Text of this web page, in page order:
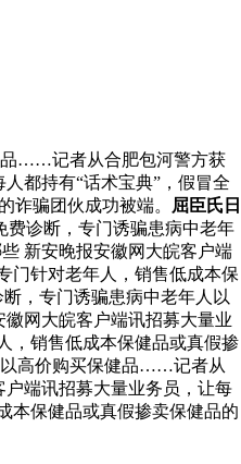
品……记者从合肥包河警方获
都持有“话术宝典”，假冒全
骗团伙成功被端。
屈臣氏日
费诊断，专门诱骗患病中老年
新安晚报安徽网大皖客户端
门针对老年人，销售低成本保
，专门诱骗患病中老年人以
徽网大皖客户端讯招募大量业
，销售低成本保健品或真假掺
以高价购买保健品……记者从
端讯招募大量业务员，让每
本保健品或真假掺卖保健品的